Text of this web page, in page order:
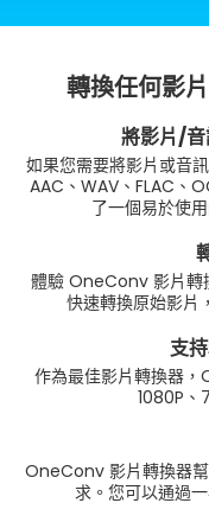
轉換任何影
將影片/
如果您需要將影片或音
AAC、WAV、FLAC、
了一個易於使
體驗 OneConv 影片轉
快速轉換原始影片
支
作為最佳影片轉換器
1080P、
OneConv 影片轉換器
求。您可以通過